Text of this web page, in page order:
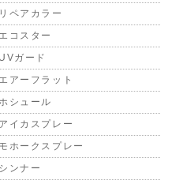
リペアカラー
エコスター
UVガード
エアーフラット
シュール
アイカスプレー
モホークスプレー
シンナー